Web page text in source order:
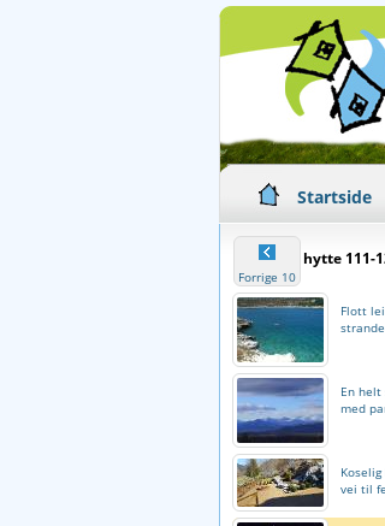
Startside
Forrige 10
hytte 111-
Flott
En
med
vei til